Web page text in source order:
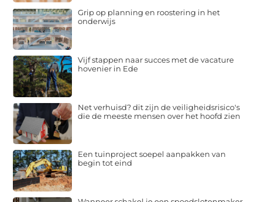
Grip op planning en roostering in het
onderwijs
Vijf stappen naar succes met de vacature
hovenier in Ede
Net verhuisd? dit zijn de veiligheidsrisico's
die de meeste mensen over het hoofd zien
Een tuinproject soepel aanpakken van
begin tot eind